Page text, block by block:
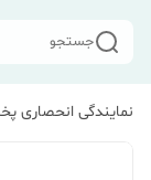
جستجو
نمایندگی